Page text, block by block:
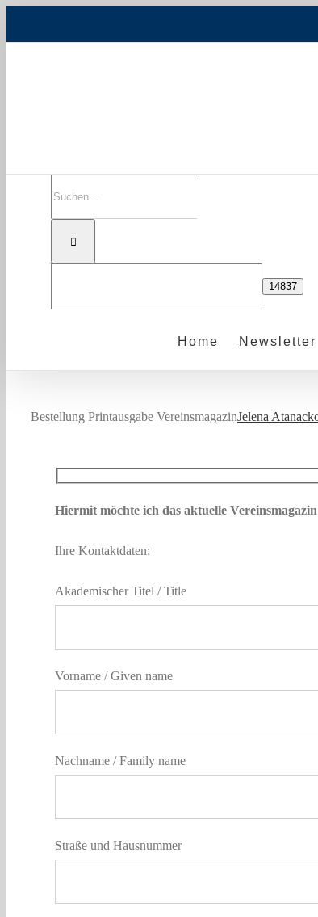
Inhalt
Home Newsletter
Bestellung Printausgabe VereinsmagazinJelena
Hiermit möchte ich das aktuelle
Ihre Kontaktdaten:
Akademischer Titel / Title
Vorname / Given name
Nachname / Family name
Straße und Hausnummer